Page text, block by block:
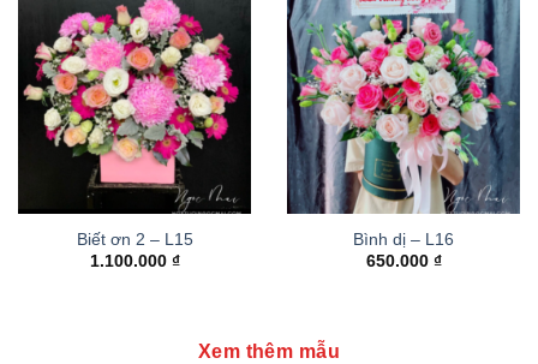
Biết ơn 2 – L15
1.100.000 ₫
Bình dị – L16
650.000 ₫
Xem thêm mẫu